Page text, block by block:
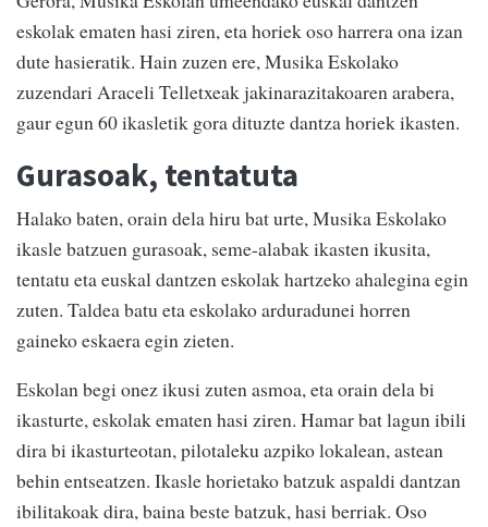
eskolak ematen hasi ziren, eta horiek oso harrera ona izan
dute hasieratik. Hain zuzen ere, Musika Eskolako
zuzendari Araceli Telletxeak jakinarazitakoaren arabera,
gaur egun 60 ikasletik gora dituzte dantza horiek ikasten.
Gurasoak, tentatuta
Halako baten, orain dela hiru bat urte, Musika Eskolako
ikasle batzuen gurasoak, seme-alabak ikasten ikusita,
tentatu eta euskal dantzen eskolak hartzeko ahalegina egin
zuten. Taldea batu eta eskolako arduradunei horren
gaineko eskaera egin zieten.
Eskolan begi onez ikusi zuten asmoa, eta orain dela bi
ikasturte, eskolak ematen hasi ziren. Hamar bat lagun ibili
dira bi ikasturteotan, pilotaleku azpiko lokalean, astean
behin entseatzen. Ikasle horietako batzuk aspaldi dantzan
ibilitakoak dira, baina beste batzuk, hasi berriak. Oso